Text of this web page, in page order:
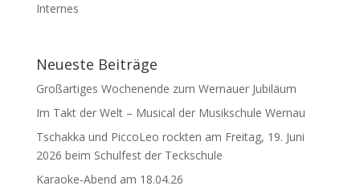
Internes
Neueste Beiträge
Großartiges Wochenende zum Wernauer Jubiläum
Im Takt der Welt – Musical der Musikschule Wernau
Tschakka und PiccoLeo rockten am Freitag, 19. Juni
2026 beim Schulfest der Teckschule
Karaoke-Abend am 18.04.26